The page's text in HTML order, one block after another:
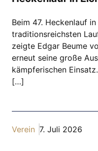
Beim 47. Heckenlauf
traditionsreichsten
zeigte Edgar Beume
erneut seine große
kämpferischen
[…]
Verein 7. Juli 2026